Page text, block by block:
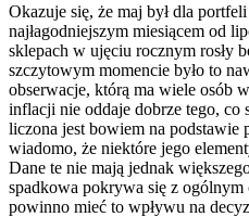
Okazuje się, że maj był dla
najłagodniejszym miesiącem od
sklepach w ujęciu rocznym rosły
szczytowym momencie było to
obserwacje, którą ma wiele osób
inflacji nie oddaje dobrze tego, co
liczona jest bowiem na podstawie
wiadomo, że niektóre jego
Dane te nie mają jednak
spadkowa pokrywa się z
powinno mieć to wpływu na